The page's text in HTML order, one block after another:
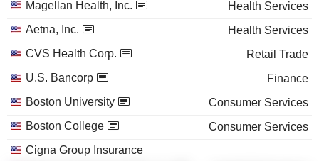
Magellan Health, Inc.
Health Services
Aetna, Inc.
Health Services
CVS Health Corp.
Retail Trade
U.S. Bancorp
Finance
Boston University
Consumer Services
Boston College
Consumer Services
Cigna Group Insurance